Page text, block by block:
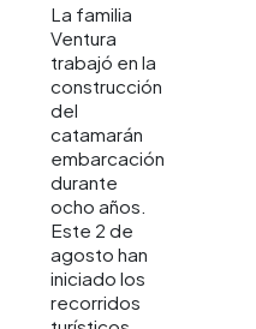
La familia
Ventura
trabajó en la
construcción
del
catamarán
embarcación
durante
ocho años.
Este 2 de
agosto han
iniciado los
recorridos